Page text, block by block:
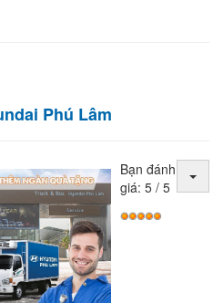
Phú Lâm
Bạn đánh
giá: 5 / 5